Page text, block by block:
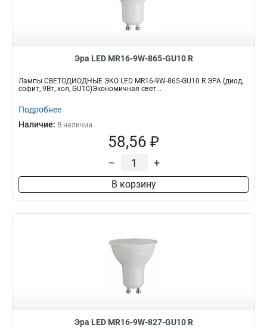
Эра LED MR16-9W-865-GU10 R
Лампы СВЕТОДИОДНЫЕ ЭКО LED MR16-9W-865-GU10 R ЭРА (диод,
софит, 9Вт, хол, GU10)Экономичная свет...
Подробнее
Наличие: В наличии
58,56 ₽
– +
В корзину
Эра LED MR16-9W-827-GU10 R